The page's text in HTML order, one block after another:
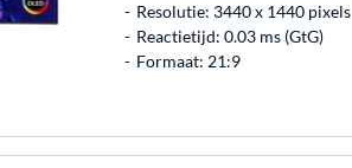
Resolutie: 3440 x 1440 pixels
Reactietijd: 0.03 ms (GtG)
Formaat: 21:9